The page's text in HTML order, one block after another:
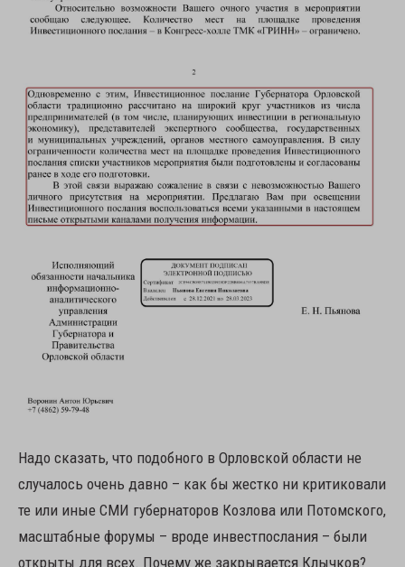
Надо сказать, что подобного в Орловской области не
случалось очень давно – как бы жестко ни критиковали
те или иные СМИ губернаторов Козлова или Потомского,
масштабные форумы – вроде инвестпослания – были
открыты для всех. Почему же закрывается Клычков?